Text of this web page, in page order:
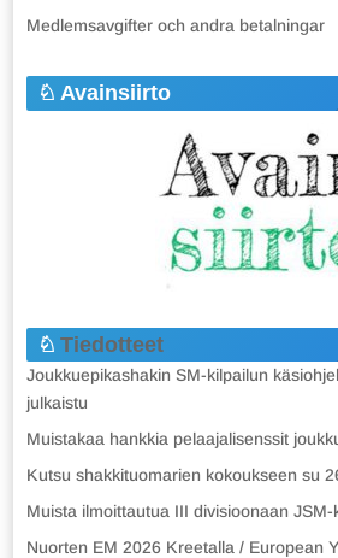
Medlemsavgifter och andra betalningar
Avainsiirto
Tiedotteet
Joukkuepikashakin SM-kilpailun
julkaistu
Muistakaa hankkia pelaajalisenssit
Kutsu shakkituomarien kokoukseen su
Muista ilmoittautua III divisioonaan
Nuorten EM 2026 Kreetalla / European